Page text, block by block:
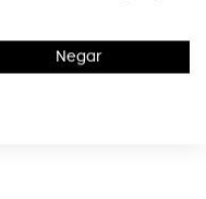
Negar